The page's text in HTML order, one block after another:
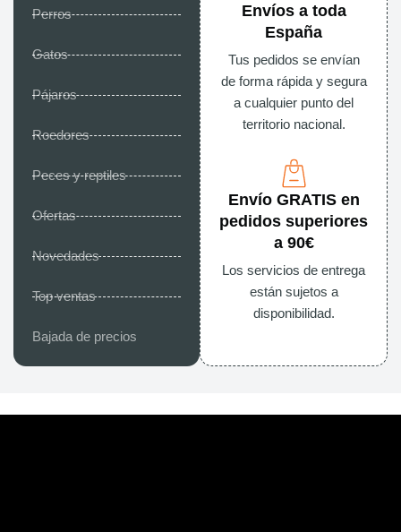
Perros
Gatos
Pájaros
Roedores
Peces y reptiles
Ofertas
Novedades
Top ventas
Bajada de precios
Envíos a toda
España
Tus pedidos se envían
de forma rápida y segura
a cualquier punto del
territorio nacional.
Envío GRATIS en
pedidos superiores
a 90€
Los servicios de entrega
están sujetos a
disponibilidad.